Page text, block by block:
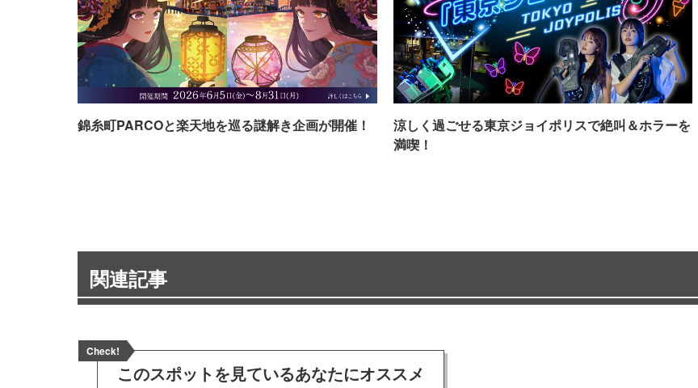
錦糸町PARCOと楽天地を巡る謎解き企画が開催！
涼しく過ごせる東京ジョイポリスで絶叫＆ホラーを
満喫！
関連記事
Check!
このスポットを見ているあなたにオススメ